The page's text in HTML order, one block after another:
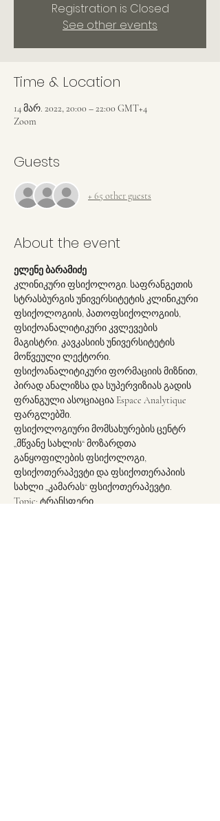
Registration is Closed
See other events
Time & Location
14 მარ. 2022, 20:00 – 22:00 GMT+4
Zoom
Guests
+ 65 other guests
About the event
ელენე ბარამიძე
კლინიკური ფსიქოლოგი. საფრანგეთის
სტრასბურგის უნივერსიტეტის კლინიკური
ფსიქოლოგიის, პათოფსიქოლოგიის,
ფსიქოანალიტიკური კვლევების
მაგისტრი. კავკასიის უნივერსიტეტის
მოწვეული ლექტორი.
ფსიქოანალიტიკური ფორმაციის მიზნით,
პირად ანალიზსა და სუპერვიზიას გადის
ფრანგული ასოციაცია Espace Analytique
ფარგლებში.
ფსიქოლოგიური მომსახურების ცენტრ
„მწვანე სახლის“ მოზარდთა
განყოფილების ფსიქოლოგი,
ფსიქოთერაპევტი და ფსიქოთერაპიის
სახლი „კამარას“ ფსიქოთერაპევტი.
Topic: ტრანსფერი